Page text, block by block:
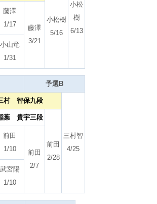
小松
樹
6/13
小松樹
5/16
藤澤
1/17
藤澤
3/21
小山竜
1/31
予選B
村 智保九段
三村智
4/25
葉 貴宇三段
前田
2/28
前田
1/10
前田
2/7
武宮陽
1/10